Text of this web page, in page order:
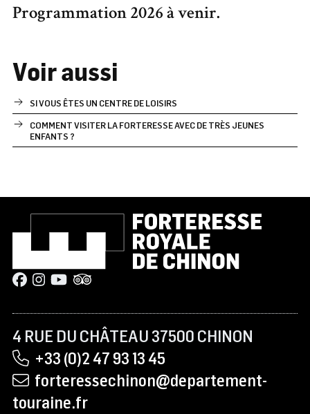
Programmation 2026 à venir.
Voir aussi
SI VOUS ÊTES UN CENTRE DE LOISIRS
COMMENT VISITER LA FORTERESSE AVEC DE TRÈS JEUNES
ENFANTS ?
4 RUE DU CHÂTEAU 37500 CHINON
+33 (0)2 47 93 13 45
forteressechinon@departement-
touraine.fr